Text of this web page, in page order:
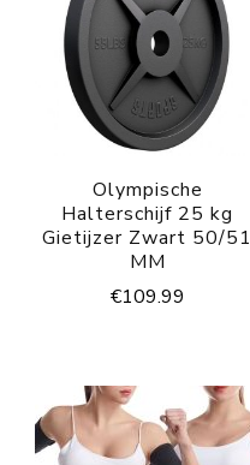
Olympische
Halterschijf 25 kg
Gietijzer Zwart 50/51
MM
€109.99